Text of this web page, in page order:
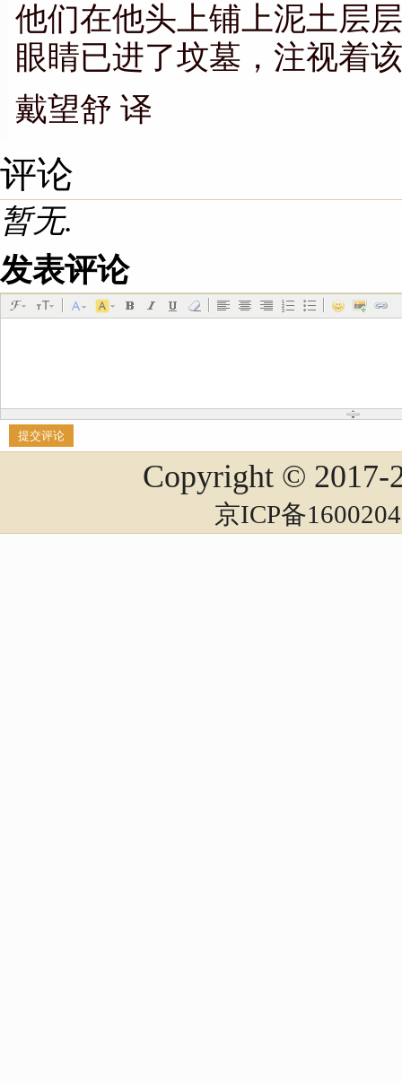
他们在他头上铺上泥土层
眼睛已进了坟墓，注视着
戴望舒 译
评论
暂无.
发表评论
Copyright © 2017-
京ICP备